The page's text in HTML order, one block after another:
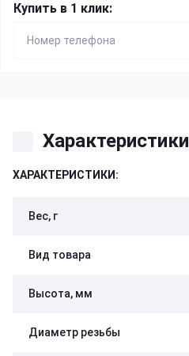
Купить в 1 клик:
Характеристики
ХАРАКТЕРИСТИКИ:
Вес, г
Вид товара
Высота, мм
Диаметр резьбы